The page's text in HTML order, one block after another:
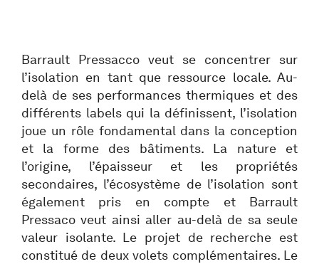
Barrault Pressacco veut se concentrer sur
l’isolation en tant que ressource locale. Au-
delà de ses performances thermiques et des
différents labels qui la définissent, l’isolation
joue un rôle fondamental dans la conception
et la forme des bâtiments. La nature et
l’origine, l’épaisseur et les propriétés
secondaires, l’écosystème de l’isolation sont
également pris en compte et Barrault
Pressaco veut ainsi aller au-delà de sa seule
valeur isolante. Le projet de recherche est
constitué de deux volets complémentaires. Le